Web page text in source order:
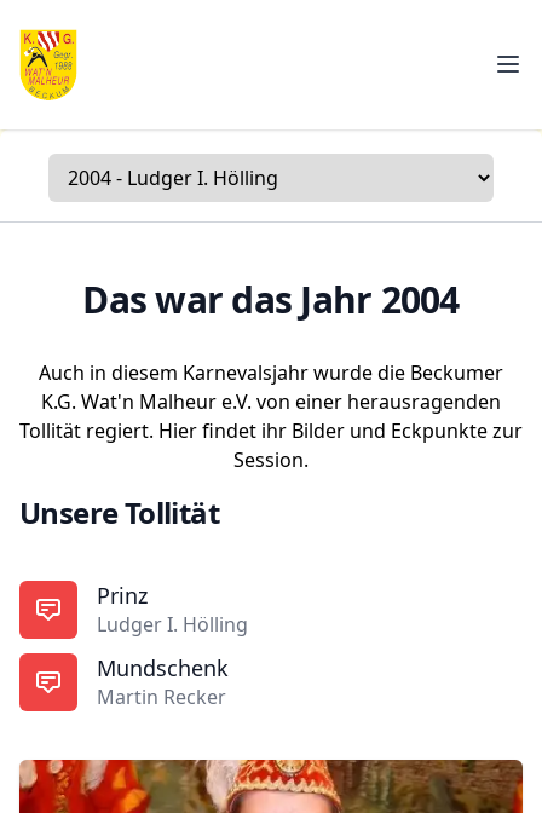
K.G. Wat'n Malheur e.V.
Das war das Jahr 2004
Auch in diesem Karnevalsjahrwurdedie Beckumer
K.G. Wat'n Malheur e.V. von einer herausragenden
Tollität regiert. Hier findet ihr Bilder und Eckpunkte zur
Session.
Unsere Tollität
Prinz
Ludger I. Hölling
Mundschenk
Martin Recker